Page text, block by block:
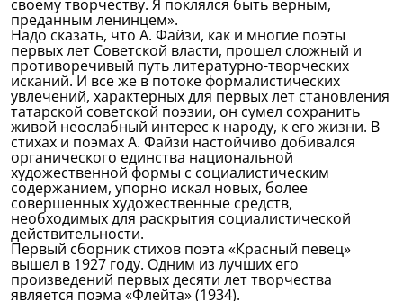
своему творчеству. Я поклялся быть верным,
преданным ленинцем».
Надо сказать, что А. Файзи, как и многие поэты
первых лет Советской власти, прошел сложный и
противоречивый путь литературно-творческих
исканий. И все же в потоке формалистических
увлечений, характерных для первых лет становления
татарской советской поэзии, он сумел сохранить
живой неослабный интерес к народу, к его жизни. В
стихах и поэмах А. Файзи настойчиво добивался
органического единства национальной
художественной формы с социалистическим
содержанием, упорно искал новых, более
совершенных художественные средств,
необходимых для раскрытия социалистической
действительности.
Первый сборник стихов поэта «Красный певец»
вышел в 1927 году. Одним из лучших его
произведений первых десяти лет творчества
является поэма «Флейта» (1934).